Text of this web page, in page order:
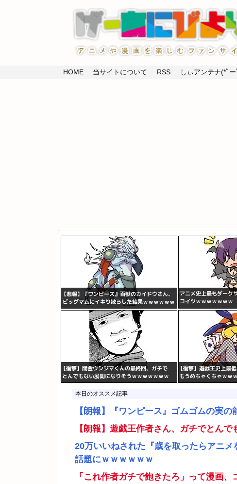
HOME 当サイトについて RSS しぃアンテナ(*ﾟー
本日のオススメ記事
【朗報】『ワンピース』ゴムゴムの実
【朗報】遊戯王作者さん、ガチでとん
20万いいねされた『歳を取ったらアニ
話題にｗｗｗｗｗｗ
「これ作者ガチで飽きたろ」って漫画